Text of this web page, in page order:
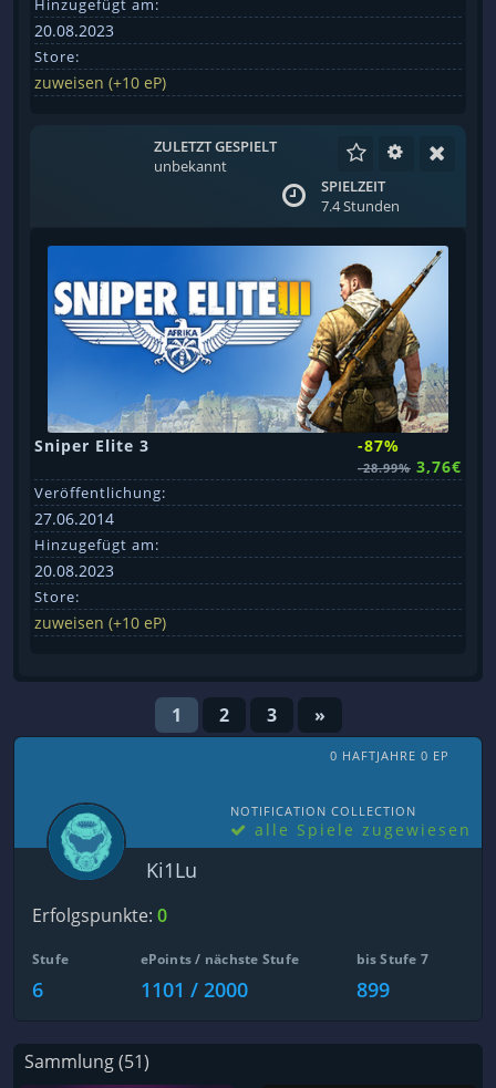
20.08.2023
Store:
zuweisen (+10 eP)
ZULETZT GESPIELT
unbekannt
SPIELZEIT
7.4 Stunden
Sniper Elite 3 -87%
-28.99% 3,76€
Veröffentlichung:
27.06.2014
Hinzugefügt am:
20.08.2023
Store:
zuweisen (+10 eP)
1 2 3 »
0 HAFTJAHRE 0 EP
NOTIFICATION COLLECTION
alle Spiele zugewiesen
Ki1Lu
Erfolgspunkte: 0
Stufe
6
ePoints / nächste Stufe
1101 / 2000
bis Stufe 7
899
Sammlung (51)